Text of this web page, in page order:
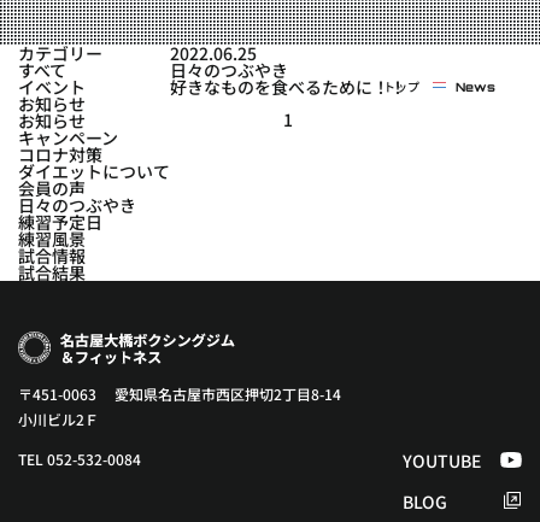
料金システム
選手紹介
よくある質問
フィットネスコース
料金システム
ビフォーアフター
YOUTUBE BLOG
トップ News
カテゴリー
すべて
イベント
お知らせ
お知らせ
キャンペーン
コロナ対策
ダイエットについて
会員の声
日々のつぶやき
練習予定日
練習風景
試合情報
試合結果
2022.06.25
日々のつぶやき
好きなものを食べるために！！
1
〒451-0063 愛知県名古屋市西区押切2丁目8-14
小川ビル2Ｆ
TEL 052-532-0084
YOUTUBE
BLOG